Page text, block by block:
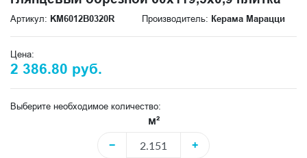
Артикул: KM6012B0320R Производитель: Керама Марацци
Цена:
2 386.80 руб.
Выберите необходимое количество:
м²
−
+